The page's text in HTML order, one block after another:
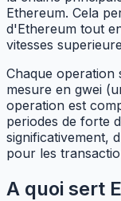
Ethereum. Cela
d'Ethereum tout
vitesses
Chaque operation
mesure en gwei
operation est
periodes de forte
significativement,
pour les
A quoi sert